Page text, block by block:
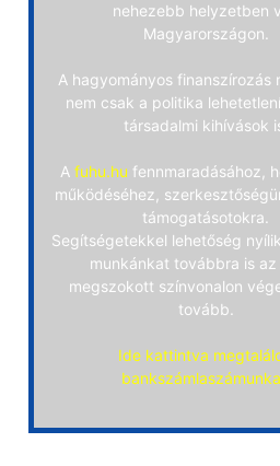
nehezebb helyzetben
Magyarországon.
A hagyományos finanszírozás
nem csak a politika
társadalmi kihívások
A fuhu.hu fennmaradásához,
működéséhez,
támogatásotokra.
Segítségetekkel lehetőség
munkánkat továbbra is az
megszokott színvonalon
tovább.
Ide kattintva